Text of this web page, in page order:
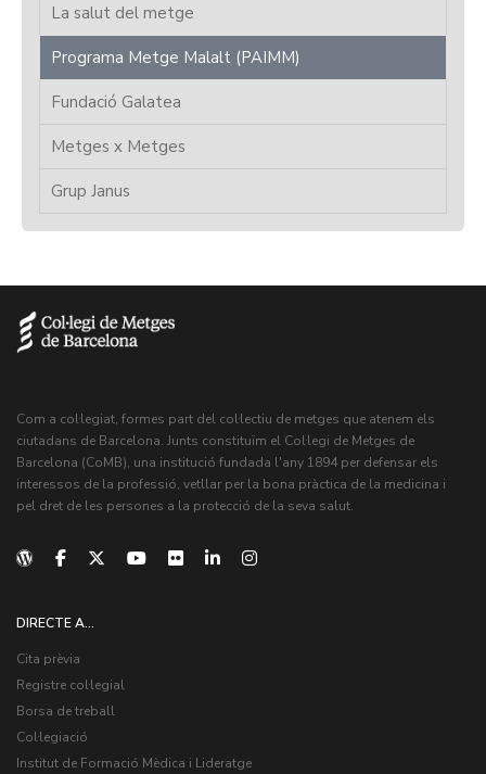
La salut del metge
Programa Metge Malalt (PAIMM)
Fundació Galatea
Metges x Metges
Grup Janus
Com a col·legiat, formes part del col·lectiu de metges que atenem els
ciutadans de Barcelona. Junts constituïm el Col·legi de Metges de
Barcelona (CoMB), una institució fundada l'any 1894 per defensar els
interessos de la professió, vetllar per la bona pràctica de la medicina i
pel dret de les persones a la protecció de la seva salut.
DIRECTE A...
Cita prèvia
Registre col·legial
Borsa de treball
Col·legiació
Institut de Formació Mèdica i Lideratge